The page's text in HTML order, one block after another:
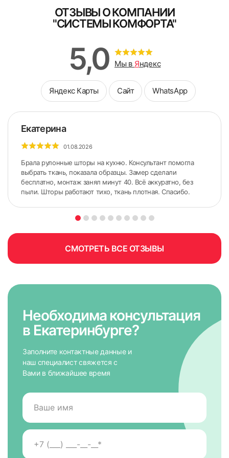
Схема замера при установке жалюзи
измерьте ширину по стыкам штапика и рамы;
Заполните форму
уточнений детали выезда
Я ознакомлен и согласен сполитикой об обработке
персональных данных
ОТЗЫВЫ О КОМПАНИИ
"СИСТЕМЫ КОМФОРТА"
5,0 Мы в Яндекс
Яндекс Карты Сайт WhatsApp
Екатерина
01.08.2026
Брала рулонные шторы на кухню. Консультант помогла
выбрать ткань, показала образцы. Замер сделали
бесплатно, монтаж занял минут 40. Всё аккуратно, без
пыли. Шторы работают тихо, ткань плотная. Спасибо.
СМОТРЕТЬ ВСЕ ОТЗЫВЫ
Необходима консультация
в Екатеринбурге?
Заполните контактные данные и
наш специалист свяжется с
Вами в ближайшее время